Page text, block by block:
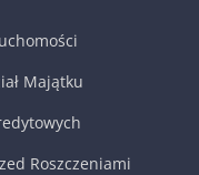
Majątku
Roszczeniami